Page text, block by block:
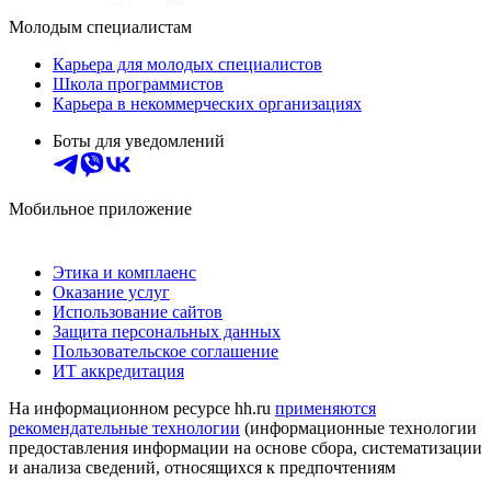
Молодым специалистам
Карьера для молодых специалистов
Школа программистов
Карьера в некоммерческих организациях
Боты для уведомлений
Мобильное приложение
Этика и комплаенс
Оказание услуг
Использование сайтов
Защита персональных данных
Пользовательское соглашение
ИТ аккредитация
На информационном ресурсе hh.ru применяются
рекомендательные технологии (информационные технологии
предоставления информации на основе сбора, систематизации
и анализа сведений, относящихся к предпочтениям